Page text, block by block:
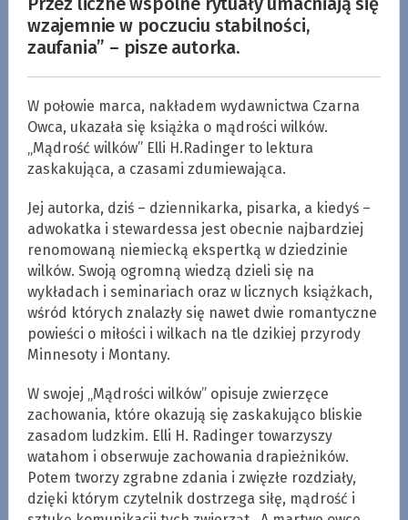
wzajemnie w poczuciu stabilności,
zaufania” – pisze autorka.
W połowie marca, nakładem wydawnictwa Czarna
Owca, ukazała się książka o mądrości wilków.
„Mądrość wilków” Elli H.Radinger to lektura
zaskakująca, a czasami zdumiewająca.
Jej autorka, dziś – dziennikarka, pisarka, a kiedyś –
adwokatka i stewardessa jest obecnie najbardziej
renomowaną niemiecką ekspertką w dziedzinie
wilków. Swoją ogromną wiedzą dzieli się na
wykładach i seminariach oraz w licznych książkach,
wśród których znalazły się nawet dwie romantyczne
powieści o miłości i wilkach na tle dzikiej przyrody
Minnesoty i Montany.
W swojej „Mądrości wilków” opisuje zwierzęce
zachowania, które okazują się zaskakująco bliskie
zasadom ludzkim. Elli H. Radinger towarzyszy
watahom i obserwuje zachowania drapieżników.
Potem tworzy zgrabne zdania i zwięzłe rozdziały,
dzięki którym czytelnik dostrzega siłę, mądrość i